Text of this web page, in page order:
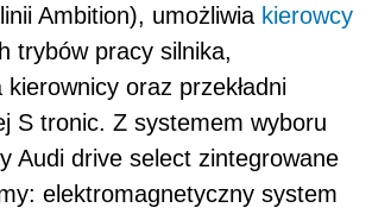
Ambition), umożliwia kierowcy
trybów pracy silnika,
oraz przekładni
S tronic. Z systemem wyboru
Audi drive select zintegrowane
elektromagnetyczny system